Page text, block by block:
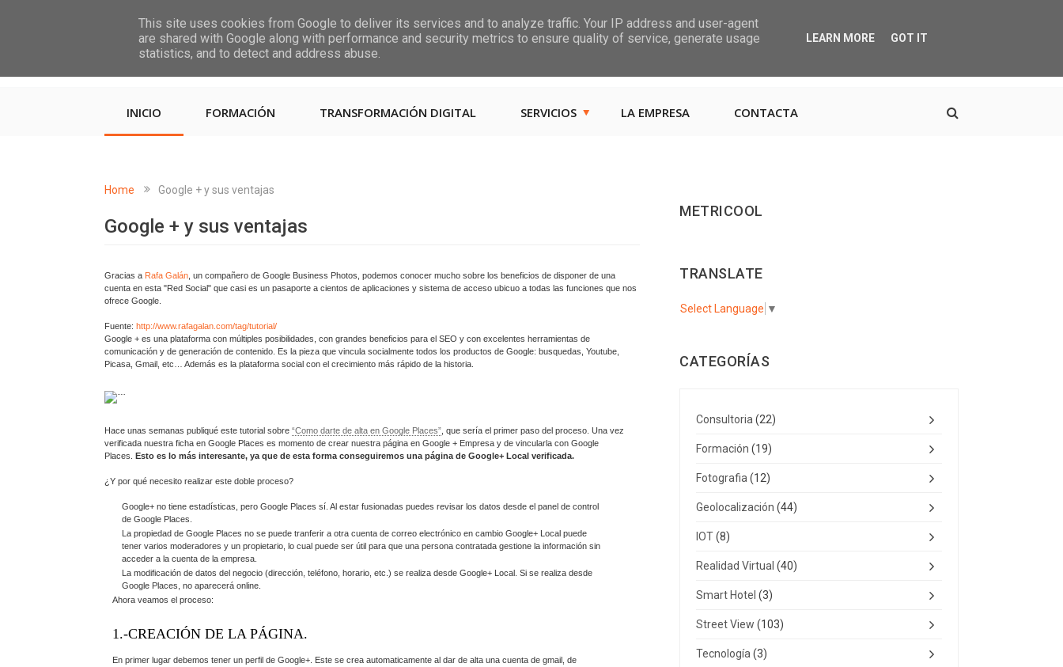
Las, Calle las Jarcias, 4, 38670 CDTCA, Tenerife +34.615.684.195
INICIO FORMACIÓN TRANSFORMACIÓN DIGITAL SERVICIOS LA EMPRESA CONTACTA
Home Google + y sus ventajas
Google + y sus ventajas
Gracias a Rafa Galán , un compañero de Google Business Photos, podemos conocer mucho sobre los beneficios de disponer de una
cuenta en esta "Red Social" que casi es un pasaporte a cientos de aplicaciones y sistema de acceso ubicuo a todas las funciones que nos
ofrece Google.
Fuente: http://www.rafagalan.com/tag/tutorial/
Google + es una plataforma con múltiples posibilidades, con grandes beneficios para el SEO y con excelentes herramientas de
comunicación y de generación de contenido. Es la pieza que vincula socialmente todos los productos de Google: busquedas, Youtube,
Picasa, Gmail, etc… Además es la plataforma social con el crecimiento más rápido de la historia.
Hace unas semanas publiqué este tutorial sobre “Como darte de alta en Google Places” , que sería el primer paso del proceso. Una vez
verificada nuestra ficha en Google Places es momento de crear nuestra página en Google + Empresa y de vincularla con Google
Places. Esto es lo más interesante, ya que de esta forma conseguiremos una página de Google+ Local verificada.
¿Y por qué necesito realizar este doble proceso?
Google+ no tiene estadísticas, pero Google Places sí. Al estar fusionadas puedes revisar los datos desde el panel de control
de Google Places.
La propiedad de Google Places no se puede tranferir a otra cuenta de correo electrónico en cambio Google+ Local puede
tener varios moderadores y un propietario, lo cual puede ser útil para que una persona contratada gestione la información sin
acceder a la cuenta de la empresa.
La modificación de datos del negocio (dirección, teléfono, horario, etc.) se realiza desde Google+ Local. Si se realiza desde
Google Places, no aparecerá online.
Ahora veamos el proceso:
1.-CREACIÓN DE LA PÁGINA.
En primer lugar debemos tener un perfil de Google+. Este se crea automaticamente al dar de alta una cuenta de gmail, de
METRICOOL
TRANSLATE
Select Language ▼
CATEGORÍAS
Consultoria(22)
Formación (19)
Fotografia(12)
Geolocalización (44)
IOT(8)
Realidad Virtual (40)
Smart Hotel (3)
Street View (103)
Tecnología(3)
This site uses cookies from Google to deliver its services and to analyze traffic. Your IP address and user-agent
are shared with Google along with performance and security metrics to ensure quality of service, generate usage
statistics, and to detect and address abuse.
LEARN MORE GOT IT